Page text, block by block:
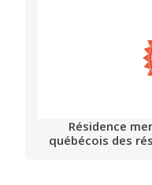
Résidence
québécois des